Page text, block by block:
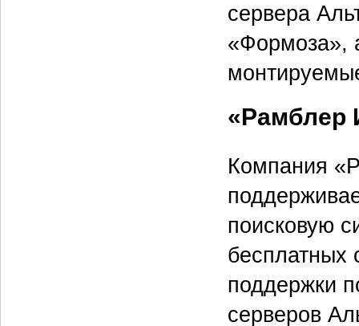
сервера
«Формоза»,
«Рамблер
Компания
поисковую
бесплатных
поддержки
серверов